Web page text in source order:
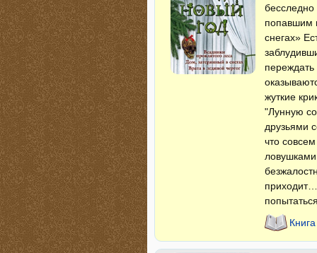
попавшим
снегах»
переждать
жуткие
"Лунную
друзьями
что